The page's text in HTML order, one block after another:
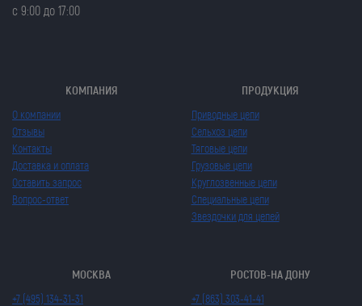
с 9:00 до 17:00
КОМПАНИЯ
О компании
Отзывы
Контакты
Доставка и оплата
Оставить запрос
Вопрос-ответ
ПРОДУКЦИЯ
Приводные цепи
Сельхоз цепи
Тяговые цепи
Грузовые цепи
Круглозвенные цепи
Специальные цепи
Звездочки для цепей
МОСКВА
+7 (495) 134-31-31
РОСТОВ-НА ДОНУ
+7 (863) 303-41-41